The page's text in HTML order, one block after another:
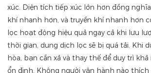
xúc. Diện tích tiếp xúc lớn hơn đồng
khí nhanh hơn, và truyền khí nhanh hơn
lọc hoạt động hiệu quả ngay cả khi lưu
thời gian, dung dịch lọc sẽ bị quá tải. Khi
hòa, bạn cần xả và thay thế để duy trì
ổn định. Không người vận hành nào